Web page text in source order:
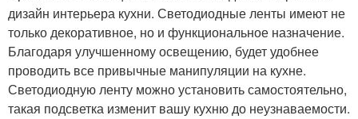
дизайн интерьера кухни. Светодиодные ленты имеют не
только декоративное, но и функциональное назначение.
Благодаря улучшенному освещению, будет удобнее
проводить все привычные манипуляции на кухне.
Светодиодную ленту можно установить самостоятельно,
такая подсветка изменит вашу кухню до неузнаваемости.